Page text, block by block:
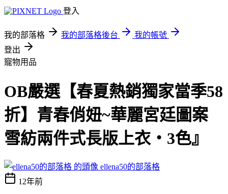
登入
我的部落格 我的部落格後台
我的帳號
登出
寵物用品
OB嚴選【春夏熱銷獨家當季58
折】青春俏妞~華麗宮廷圖案
雪紡兩件式長版上衣‧3色』
ellena50的部落格
12年前